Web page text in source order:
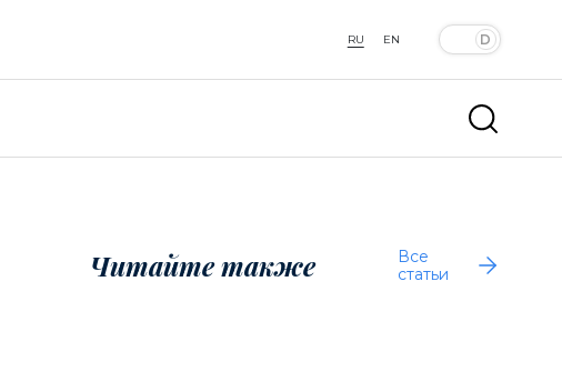
RU EN
Читайте также
Все
статьи